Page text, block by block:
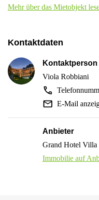
Mehr über das Mietobjekt
Kontaktdaten
Kontaktperson
Viola Robbiani
E-Mail
Anbieter
Grand Hotel Villa
Immobilie auf